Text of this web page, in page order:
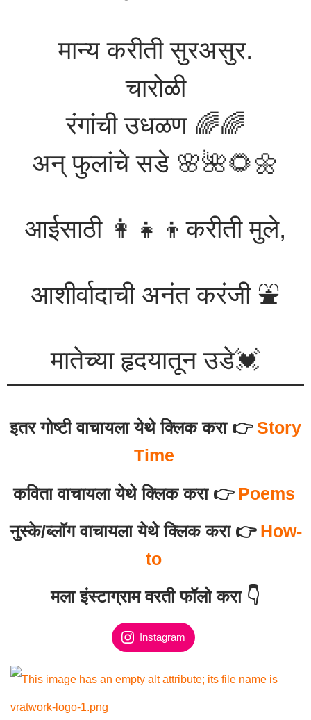
मान्य करीती सुरअसुर.
चारोळी
रंगांची उधळण 🌈🌈
अन् फुलांचे सडे 🌸🌺🌻🌼
आईसाठी 👩‍👧‍👦करीती मुले,
आशीर्वादाची अनंत करंजी ⛲
मातेच्या हृदयातून उडे💓
इतर गोष्टी वाचायला येथे क्लिक करा 👉Story
Time
कविता वाचायला येथे क्लिक करा 👉 Poems
नुस्के/ब्लॉग वाचायला येथे क्लिक करा 👉 How-
to
मला इंस्टाग्राम वरती फॉलो करा 👇
Instagram